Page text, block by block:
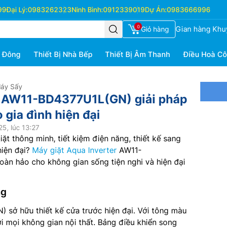
Đại Lý:0983262323Ninh Bình:0912339019Dự Án:0983666996
0 Giỏ hàng Gian hàng
Đông Thiết Bị Nhà Bếp Thiết Bị Âm Thanh Điều Hoà
Sấy
BD4377U1L(GN) giải pháp
gia đình hiện đại
lúc 13:27
thông minh, tiết kiệm điện năng, thiết kế sang
đại? Máy giặt Aqua Inverter AW11-
hảo cho không gian sống tiện nghi và hiện đại
sở hữu thiết kế cửa trước hiện đại. Với tông màu
mọi không gian nội thất. Bảng điều khiển song